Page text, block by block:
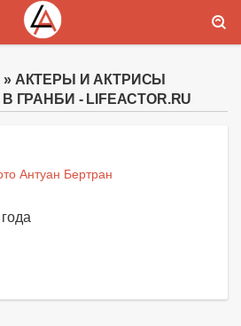
» АКТЕРЫ И АКТРИСЫ
- LIFEACTOR.RU
года